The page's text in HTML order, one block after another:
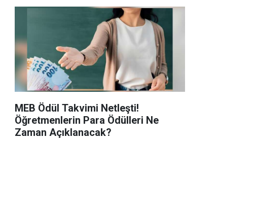
MEB Ödül Takvimi Netleşti!
Öğretmenlerin Para Ödülleri Ne
Zaman Açıklanacak?